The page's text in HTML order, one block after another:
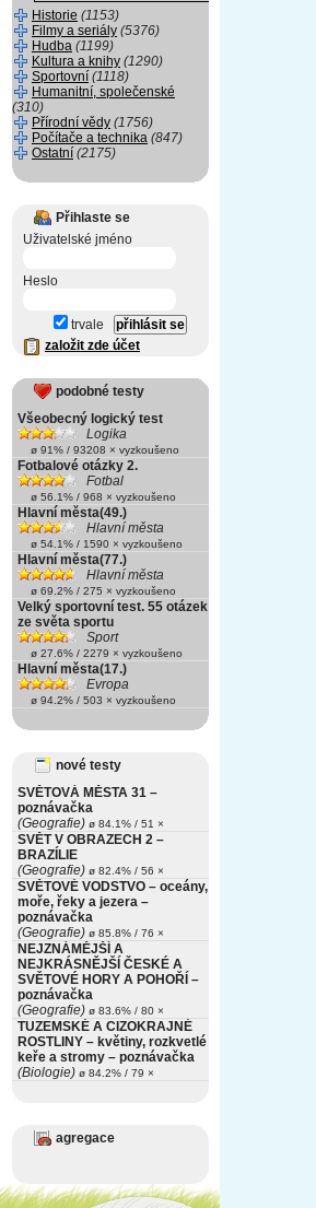
Historie (1153)
Filmy a seriály (5376)
Hudba (1199)
Kultura a knihy (1290)
Sportovní (1118)
Humanitní, společenské
(310)
Přírodní vědy (1756)
Počítače a technika (847)
Ostatní (2175)
Přihlaste se
Uživatelské jméno
Heslo
trvale
založit zde účet
podobné testy
Všeobecný logický test
Logika
ø 91% / 93208 × vyzkoušeno
Fotbalové otázky 2.
Fotbal
ø 56.1% / 968 × vyzkoušeno
Hlavní města(49.)
Hlavní města
ø 54.1% / 1590 × vyzkoušeno
Hlavní města(77.)
Hlavní města
ø 69.2% / 275 × vyzkoušeno
Velký sportovní test. 55 otázek
ze světa sportu
Sport
ø 27.6% / 2279 × vyzkoušeno
Hlavní města(17.)
Evropa
ø 94.2% / 503 × vyzkoušeno
nové testy
SVĚTOVÁ MĚSTA 31 –
poznávačka
(Geografie) ø 84.1% / 51 ×
SVĚT V OBRAZECH 2 –
BRAZÍLIE
(Geografie) ø 82.4% / 56 ×
SVĚTOVÉ VODSTVO – oceány,
moře, řeky a jezera –
poznávačka
(Geografie) ø 85.8% / 76 ×
NEJZNÁMĚJŠÍ A
NEJKRÁSNĚJŠÍ ČESKÉ A
SVĚTOVÉ HORY A POHOŘÍ –
poznávačka
(Geografie) ø 83.6% / 80 ×
TUZEMSKÉ A CIZOKRAJNÉ
ROSTLINY – květiny, rozkvetlé
keře a stromy – poznávačka
(Biologie) ø 84.2% / 79 ×
agregace